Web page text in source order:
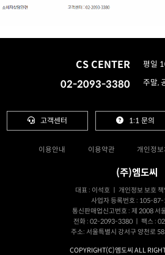
CS CENTER
02-2093-3380
평일
주말,
고객센터 1:1 문의
이용안내 이용약관 개인정
(주)엠도씨
대표 : 이석호 ㅣ 개인정보 보호
사업자 등록번호 : 105-
통신판매업신고번호 : 제 2008 서
전화 : 02-2093-3380 ㅣ 팩스 :
주소: 서울특별시 강서구 양천로
COPYRIGHT(C)엠도씨 ALL